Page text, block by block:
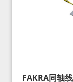
FAKRA同轴